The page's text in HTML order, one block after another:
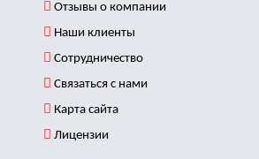
Отзывы о компании
Наши клиенты
Сотрудничество
Связаться с нами
Карта сайта
Лицензии